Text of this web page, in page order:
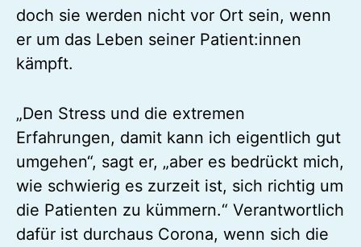
doch sie werden nicht vor Ort sein, wenn
er um das Leben seiner Patient:innen
kämpft.
„Den Stress und die extremen
Erfahrungen, damit kann ich eigentlich gut
umgehen“, sagt er, „aber es bedrückt mich,
wie schwierig es zurzeit ist, sich richtig um
die Patienten zu kümmern.“ Verantwortlich
dafür ist durchaus Corona, wenn sich die